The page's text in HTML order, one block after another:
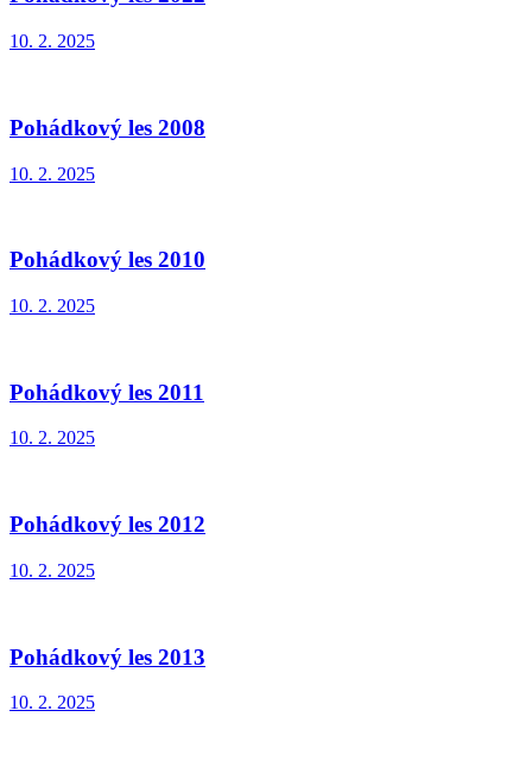
10. 2. 2025
Pohádkový les 2008
10. 2. 2025
Pohádkový les 2010
10. 2. 2025
Pohádkový les 2011
10. 2. 2025
Pohádkový les 2012
10. 2. 2025
Pohádkový les 2013
10. 2. 2025